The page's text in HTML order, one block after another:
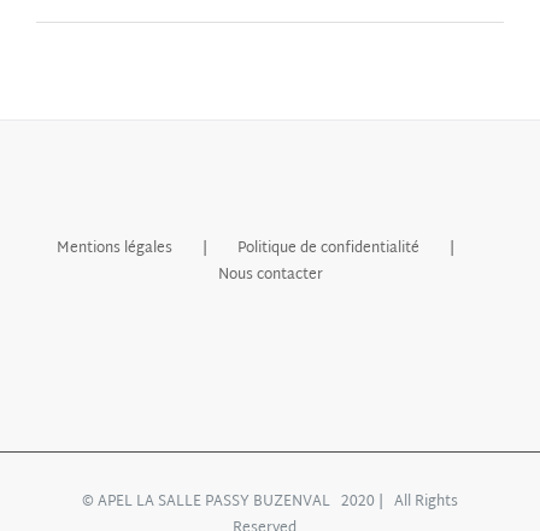
Mentions légales
Politique de confidentialité
Nous contacter
© APEL LA SALLE PASSY BUZENVAL 2020 | All Rights